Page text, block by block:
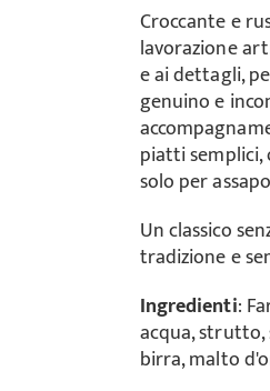
Croccante e
lavorazione
e ai dettagli,
genuino e
piatti
solo per
Un classico
tradizione e
Ingredienti:
acqua,
birra, malto